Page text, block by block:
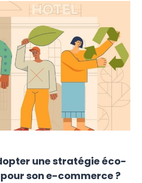
une stratégie éco-
son e-commerce ?